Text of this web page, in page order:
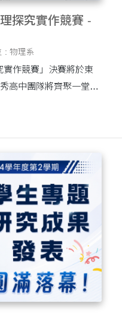
探究實作競賽 -
: 物理系
實作競賽」決賽將於東
高中團隊將齊聚一堂，
示及口頭發表，展現物
勵學生運用科學方法探